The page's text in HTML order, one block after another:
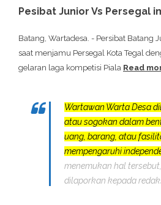
Pesibat Junior Vs Persegal
Batang, Wartadesa. - Persibat Batang
saat menjamu Persegal Kota Tegal
gelaran laga kompetisi Piala Read
Wartawan Warta Desa
atau sogokan dalam
uang, barang, atau
mempengaruhi
menemukan hal
dilaporkan kepada